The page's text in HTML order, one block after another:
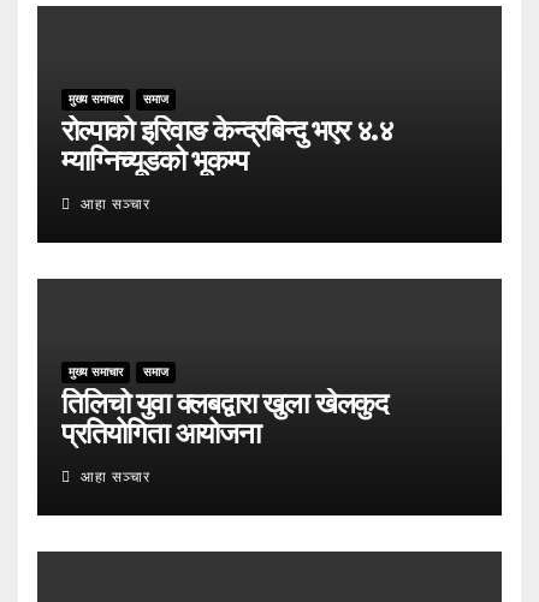
मुख्य समाचार समाज
रोल्पाको इरिवाङ केन्द्रबिन्दु भएर ४.४
म्याग्निच्यूडको भूकम्प
आहा सञ्चार
मुख्य समाचार समाज
तिलिचो युवा क्लबद्वारा खुला खेलकुद
प्रतियोगिता आयोजना
आहा सञ्चार